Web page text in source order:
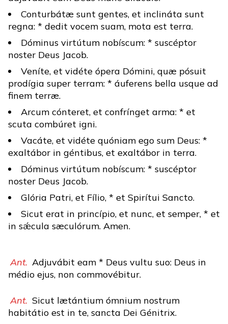
Conturbátæ sunt gentes, et inclináta sunt
regna: * dedit vocem suam, mota est terra.
Dóminus virtútum nobíscum: * suscéptor
noster Deus Jacob.
Veníte, et vidéte ópera Dómini, quæ pósuit
prodígia super terram: * áuferens bella usque ad
finem terræ.
Arcum cónteret, et confrínget arma: * et
scuta combúret igni.
Vacáte, et vidéte quóniam ego sum Deus: *
exaltábor in géntibus, et exaltábor in terra.
Dóminus virtútum nobíscum: * suscéptor
noster Deus Jacob.
Glória Patri, et Fílio, * et Spirítui Sancto.
Sicut erat in princípio, et nunc, et semper, * et
in sǽcula sæculórum. Amen.
Ant. Adjuvábit eam * Deus vultu suo: Deus in
médio ejus, non commovébitur.
Ant. Sicut lætántium ómnium nostrum
habitátio est in te, sancta Dei Génitrix.